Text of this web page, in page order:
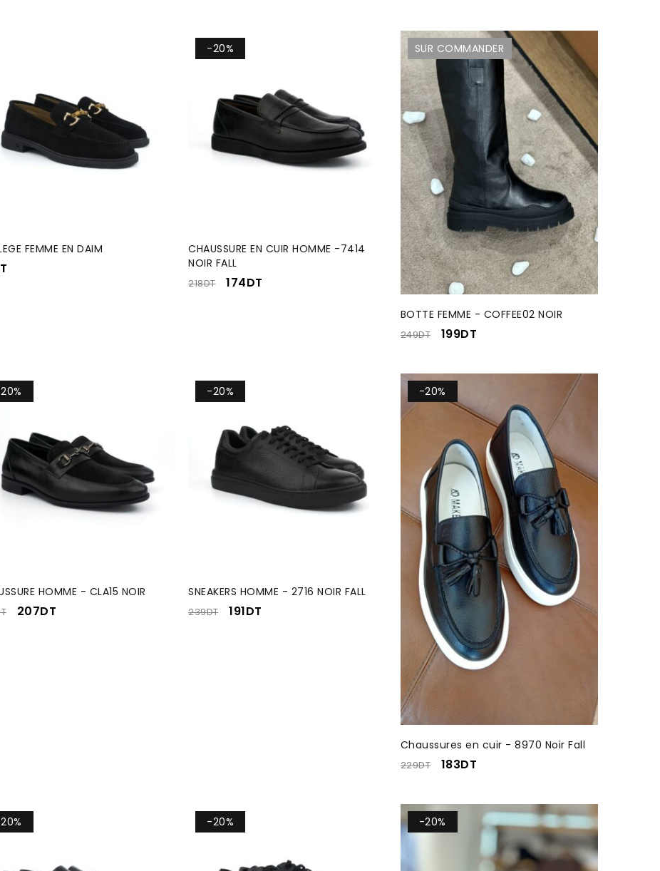
FEMME EN DAIM
-20%
CHAUSSURE EN CUIR HOMME -7414
NOIR FALL
218DT 174DT
SUR COMMANDER
BOTTE FEMME - COFFEE02 NOIR
249DT 199DT
HOMME - CLA15 NOIR
207DT
-20%
SNEAKERS HOMME - 2716 NOIR FALL
239DT 191DT
-20%
Chaussures en cuir - 8970 Noir Fall
229DT 183DT
-20% -20%